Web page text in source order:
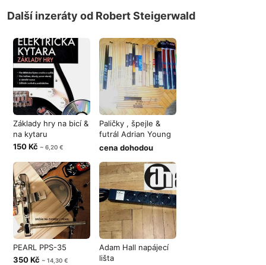
Další inzeráty od Robert Steigerwald
Základy hry na bicí &
na kytaru
150 Kč ~ 6,20 €
Paličky , špejle &
futrál Adrian Young
Drumst
cena dohodou
PEARL PPS-35
350 Kč ~ 14,30 €
Adam Hall napájecí
lišta